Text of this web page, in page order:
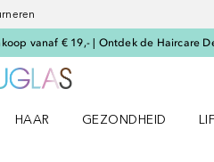
vanaf € 19,- | Ontdek de Haircare
HAAR
GEZONDHEID